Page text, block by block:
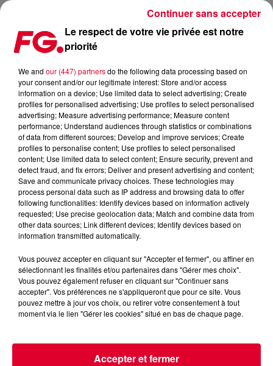
FG MIX DANCE : POLAR BEARS
Le respect de votre vie privée est notre
priorité
We and our (447) partnersdo the following data processing based on
your consent and/or our legitimate interest: Store and/or access
information on a device; Use limited data to select advertising; Create
profiles for personalised advertising; Use profiles to select personalised
advertising; Measure advertising performance; Measure content
performance; Understand audiences through statistics or combinations
of data from different sources; Develop and improve services; Create
profiles to personalise content; Use profiles to select personalised
content; Use limited data to select content; Ensure security, prevent and
detect fraud, and fix errors; Deliver and present advertising and content;
Save and communicate privacy choices. These technologies may
process personal data such as IP address and browsing data to offer
following functionalities: Identify devices based on information actively
requested; Use precise geolocation data; Match and combine data from
other data sources; Link different devices; Identify devices based on
information transmitted automatically.
Vous pouvez accepter en cliquant sur "Accepter et fermer", ou affiner en
sélectionnant les finalités et/ou partenaires dans "Gérer mes choix".
Vous pouvez également refuser en cliquant sur "Continuer sans
accepter". Vos préférences ne s'appliqueront que pour ce site. Vous
pouvez mettre à jour vos choix, ou retirer votre consentement à tout
moment via le lien "Gérer les cookies" situé en bas de chaque page.
Accepter et fermer
Continuer sans accepter